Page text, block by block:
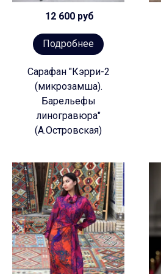
12 600 руб
Подробнее
Сарафан "Кэрри-2
(микрозамша).
Барельефы
линогравюра"
(А.Островская)